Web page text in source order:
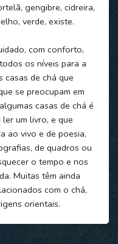
gengibre, cidreira,
verde, existe.
com conforto,
os níveis para a
casas de chá que
se preocupam em
casas de chá é
um livro, e que
ao vivo e de poesia,
de quadros ou
o tempo e nos
Muitas têm ainda
com o chá,
orientais.